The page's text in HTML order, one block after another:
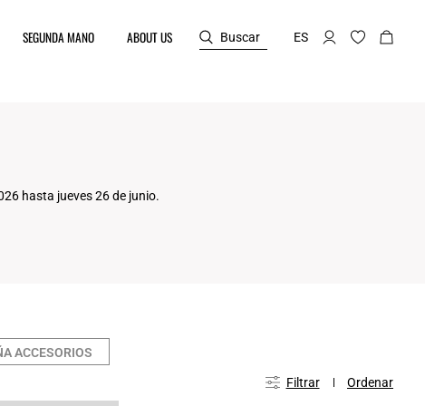
SEGUNDA MANO ABOUT US Buscar ES
hasta jueves 26 de junio.
ACCESORIOS
Filtrar Ordenar